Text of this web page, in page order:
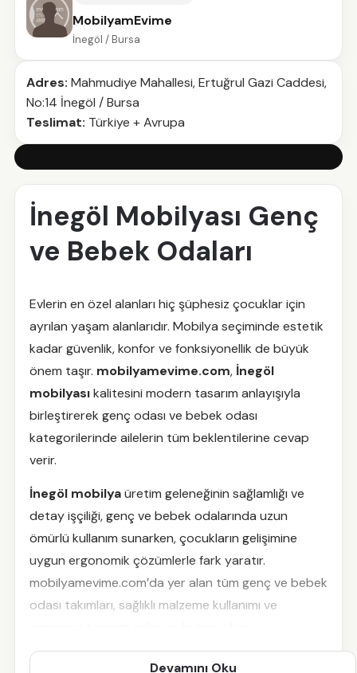
MobilyamEvime
İnegöl / Bursa
Adres: Mahmudiye Mahallesi, Ertuğrul Gazi Caddesi,
No:14 İnegöl / Bursa
Teslimat: Türkiye + Avrupa
İnegöl Mobilyası Genç
ve Bebek Odaları
Evlerin en özel alanları hiç şüphesiz çocuklar için
ayrılan yaşam alanlarıdır. Mobilya seçiminde estetik
kadar güvenlik, konfor ve fonksiyonellik de büyük
önem taşır. mobilyamevime.com, İnegöl
mobilyasıkalitesini modern tasarım anlayışıyla
birleştirerek genç odası ve bebek odası
kategorilerinde ailelerin tüm beklentilerine cevap
verir.
İnegöl mobilyaüretim geleneğinin sağlamlığı ve
detay işçiliği, genç ve bebek odalarında uzun
ömürlü kullanım sunarken, çocukların gelişimine
uygun ergonomik çözümlerle fark yaratır.
mobilyamevime.com’da yer alan tüm genç ve bebek
odası takımları, sağlıklı malzeme kullanımı ve
İnegöl Mobilyası Genç Odası
Devamını Oku